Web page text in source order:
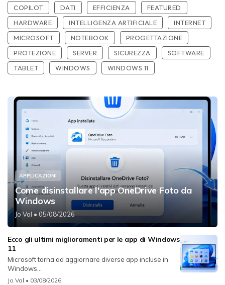
COPILOT
DATI EFFICIENZA
FEATURED
HARDWARE
INTELLIGENZA ARTIFICIALE
INTERNET
MICROSOFT
NOTEBOOK
PROGETTAZIONE
PROTEZIONE
SERVER SICUREZZA
SOFTWARE
TABLET
WINDOWS WINDOWS 11
APPLICAZIONI
Come disinstallare l'app OneDrive Foto da
Windows
Jo Val • 05/08/2026
Ecco gli ultimi miglioramenti per le app di Windows
11
Microsoft torna ad aggiornare diverse app incluse in
Windows...
Jo Val • 03/08/2026